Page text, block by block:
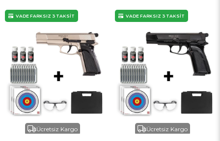
Ücretsiz Kargo
VADE FARKSIZ 3 TAKSİT
Ücretsiz Kargo
VADE FARKSIZ 3 TAKSİT